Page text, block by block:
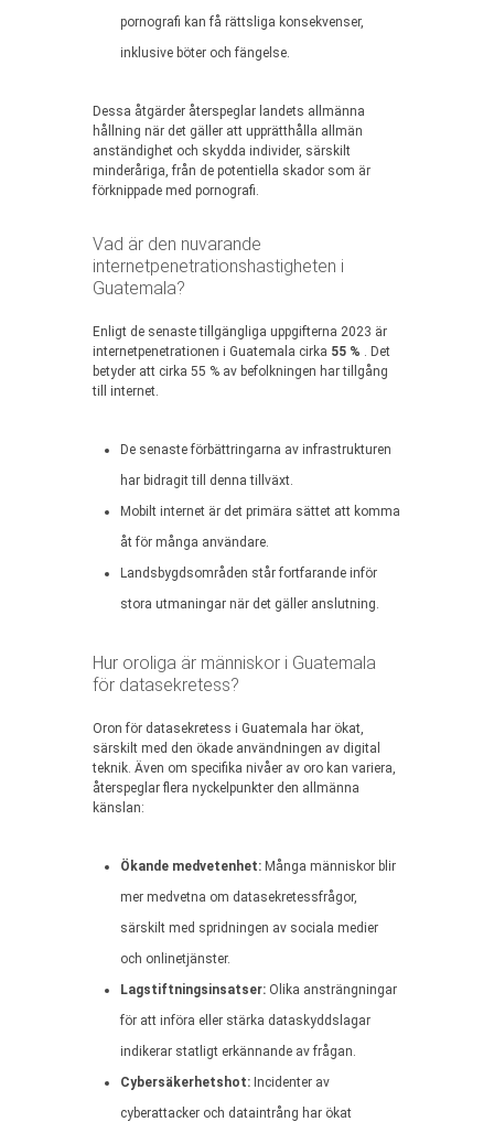
pornografi kan få rättsliga konsekvenser,
inklusive böter och fängelse.
Dessa åtgärder återspeglar landets allmänna
hållning när det gäller att upprätthålla allmän
anständighet och skydda individer, särskilt
minderåriga, från de potentiella skador som är
förknippade med pornografi.
Vad är den nuvarande
internetpenetrationshastigheten i
Guatemala?
Enligt de senaste tillgängliga uppgifterna 2023 är
internetpenetrationen i Guatemala cirka 55 % . Det
betyder att cirka 55 % av befolkningen har tillgång
till internet.
De senaste förbättringarna av infrastrukturen
har bidragit till denna tillväxt.
Mobilt internet är det primära sättet att komma
åt för många användare.
Landsbygdsområden står fortfarande inför
stora utmaningar när det gäller anslutning.
Hur oroliga är människor i Guatemala
för datasekretess?
Oron för datasekretess i Guatemala har ökat,
särskilt med den ökade användningen av digital
teknik. Även om specifika nivåer av oro kan variera,
återspeglar flera nyckelpunkter den allmänna
känslan:
Ökande medvetenhet: Många människor blir
mer medvetna om datasekretessfrågor,
särskilt med spridningen av sociala medier
och onlinetjänster.
Lagstiftningsinsatser: Olika ansträngningar
för att införa eller stärka dataskyddslagar
indikerar statligt erkännande av frågan.
Cybersäkerhetshot: Incidenter av
cyberattacker och dataintrång har ökat